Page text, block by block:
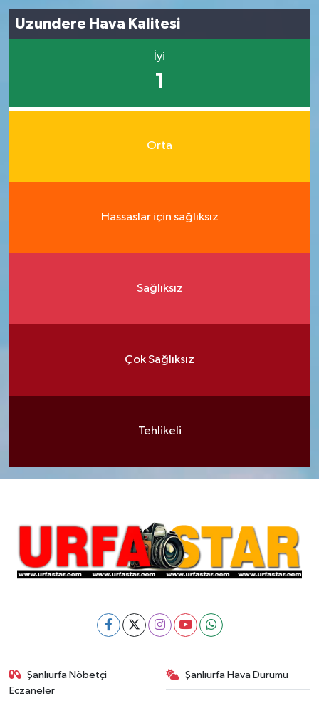
Uzundere Hava Kalitesi
İyi
1
Orta
Hassaslar için sağlıksız
Sağlıksız
Çok Sağlıksız
Tehlikeli
Şanlıurfa Nöbetçi
Eczaneler
Şanlıurfa Hava Durumu